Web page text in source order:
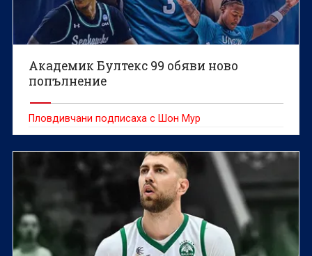
Академик Бултекс 99 обяви ново
попълнение
Пловдивчани подписаха с Шон Мур